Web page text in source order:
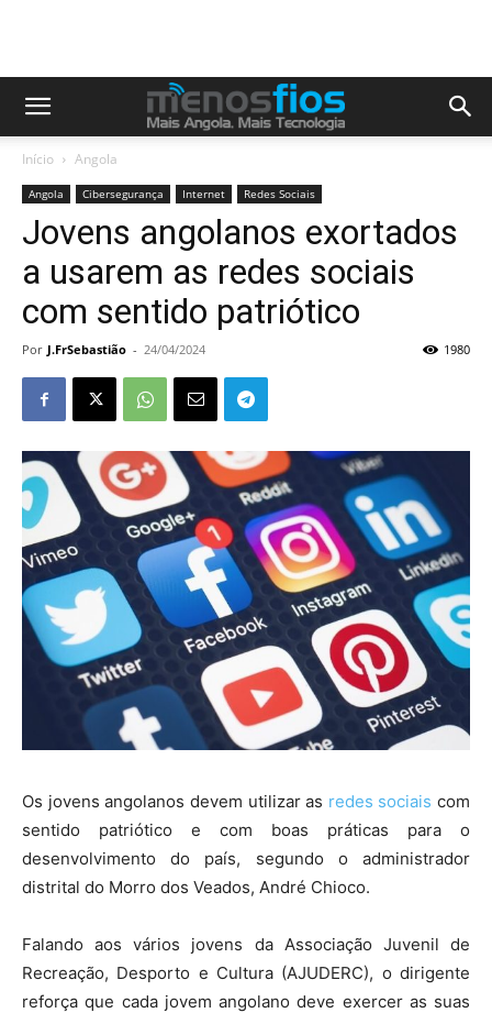
Início Angola
Angola Cibersegurança Internet Redes Sociais
Jovens angolanos exortados
a usarem as redes sociais
com sentido patriótico
Por J.FrSebastião - 24/04/2024 1980
Os jovens angolanos devem utilizar as redes sociais com
sentido patriótico e com boas práticas para o
desenvolvimento do país, segundo o administrador
distrital do Morro dos Veados, André Chioco.
Falando aos vários jovens da Associação Juvenil de
Recreação, Desporto e Cultura (AJUDERC), o dirigente
reforça que cada jovem angolano deve exercer as suas